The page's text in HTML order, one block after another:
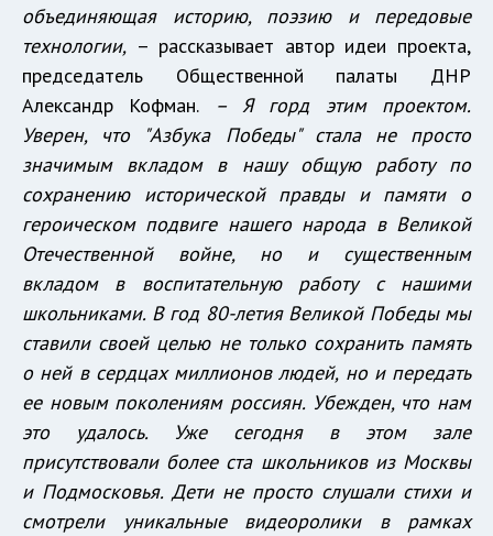
объединяющая историю, поэзию и передовые
технологии, – рассказывает автор идеи проекта,
председатель Общественной палаты ДНР
Александр Кофман.
– Я горд этим проектом.
Уверен, что "Азбука Победы" стала не просто
значимым вкладом в нашу общую работу по
сохранению исторической правды и памяти о
героическом подвиге нашего народа в Великой
Отечественной войне, но и существенным
вкладом в воспитательную работу с нашими
школьниками. В год 80-летия Великой Победы мы
ставили своей целью не только сохранить память
о ней в сердцах миллионов людей, но и передать
ее новым поколениям россиян. Убежден, что нам
это удалось. Уже сегодня в этом зале
присутствовали более ста школьников из Москвы
и Подмосковья. Дети не просто слушали стихи и
смотрели уникальные видеоролики в рамках